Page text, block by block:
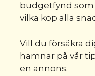
budgetfynd som
vilka köp alla
Vill du försäkra
hamnar på vår
en annons.